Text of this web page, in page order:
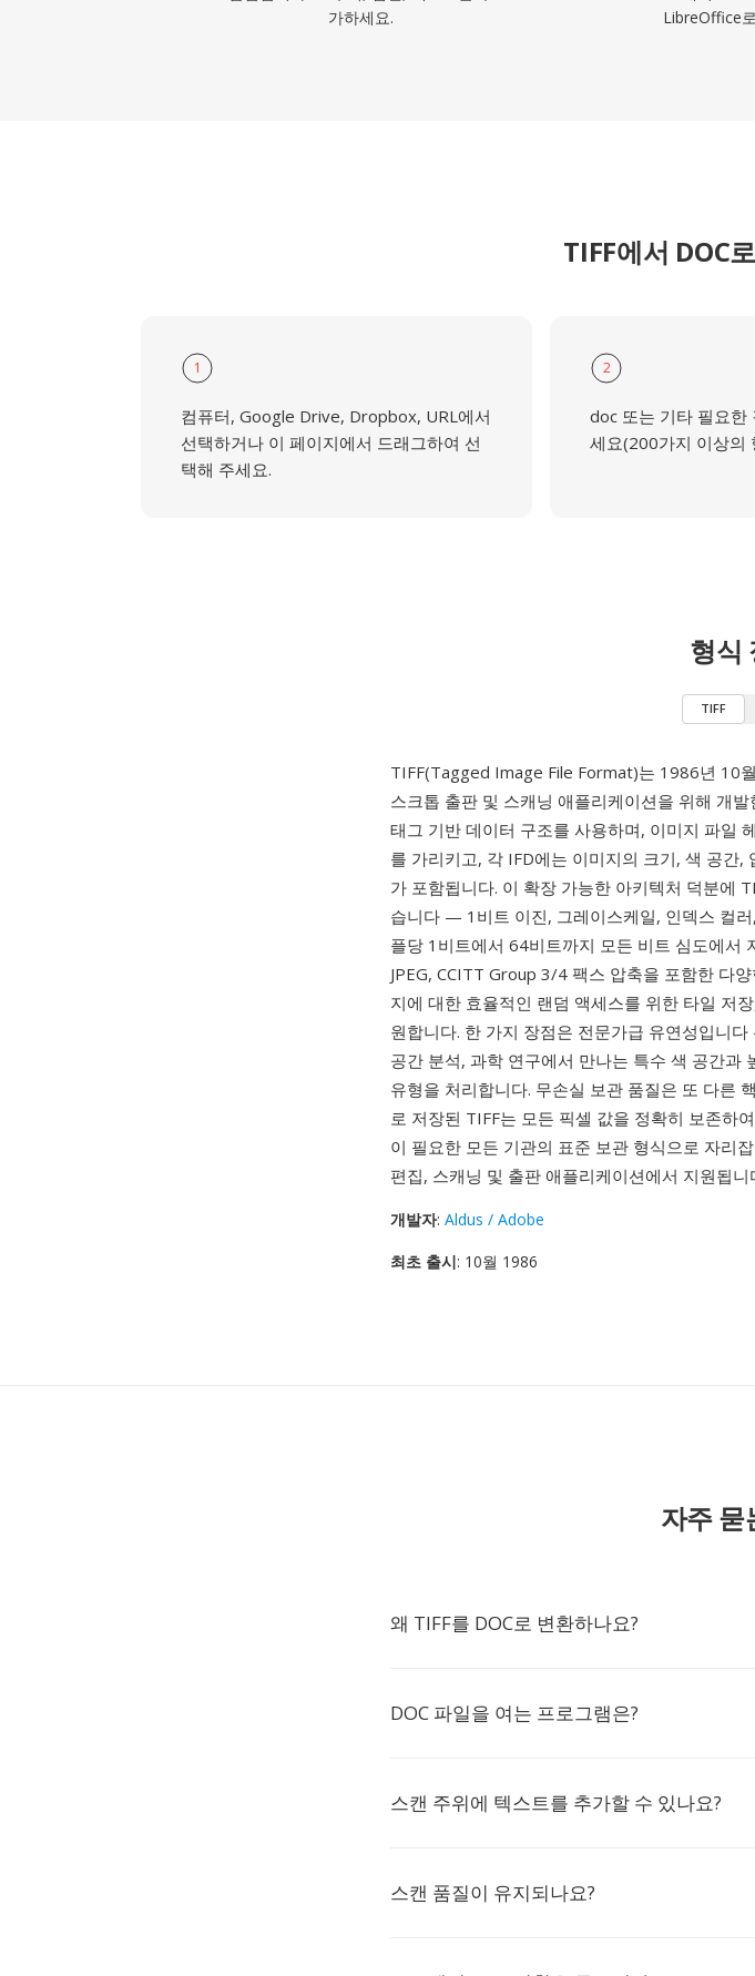
가하세요.
LibreOffice
TIFF에서 DOC
1
컴퓨터, Google Drive, Dropbox, URL에서
선택하거나 이 페이지에서 드래그하여 선
택해 주세요.
2
doc 또는 기타 필요한
세요(200가지 이상의
형식
TIFF
TIFF(Tagged Image File Format)는 1986년 10월
스크톱 출판 및 스캐닝 애플리케이션을 위해 개
태그 기반 데이터 구조를 사용하며, 이미지 파일
를 가리키고, 각 IFD에는 이미지의 크기, 색 공간
가 포함됩니다. 이 확장 가능한 아키텍처 덕분에
습니다 — 1비트 이진, 그레이스케일, 인덱스 컬
플당 1비트에서 64비트까지 모든 비트 심도에서
JPEG, CCITT Group 3/4 팩스 압축을 포함한 다
지에 대한 효율적인 랜덤 액세스를 위한 타일 저
원합니다. 한 가지 장점은 전문가급 유연성입니
공간 분석, 과학 연구에서 만나는 특수 색 공간과
유형을 처리합니다. 무손실 보관 품질은 또 다른
로 저장된 TIFF는 모든 픽셀 값을 정확히 보존하
이 필요한 모든 기관의 표준 보관 형식으로 자리
편집, 스캐닝 및 출판 애플리케이션에서 지원됩니
개발자: Aldus / Adobe
최초 출시: 10월 1986
자주 묻
왜 TIFF를 DOC로 변환하나요?
DOC 파일을 여는 프로그램은?
스캔 주위에 텍스트를 추가할 수 있나요?
스캔 품질이 유지되나요?